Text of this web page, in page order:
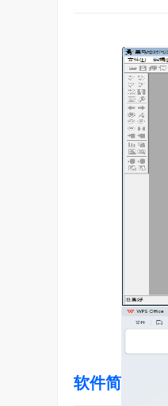
友情提
软件简介